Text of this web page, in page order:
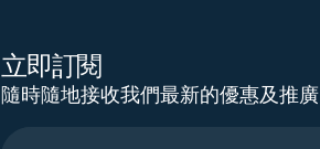
立即訂閱
隨時隨地接收我們最新的優惠及推廣